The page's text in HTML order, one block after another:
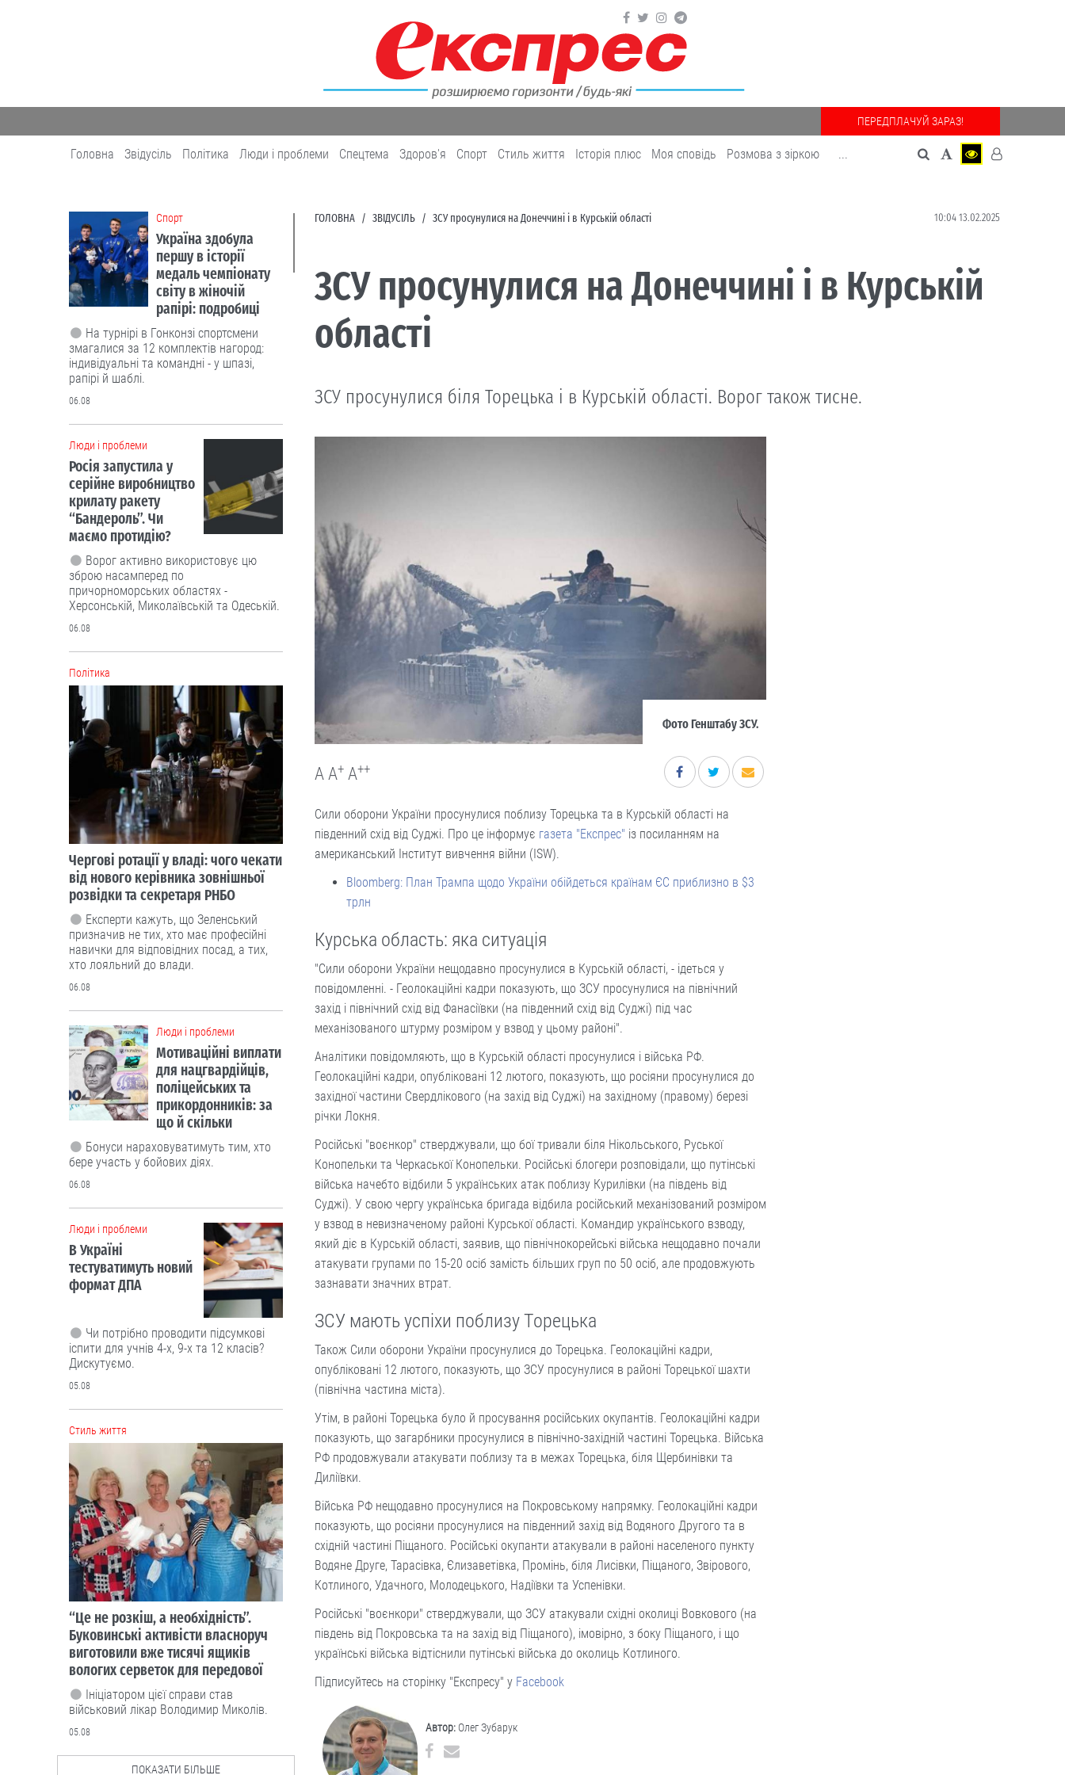
ПЕРЕДПЛАЧУЙ ЗАРАЗ!
Головна Звідусіль Політика Люди і проблеми Спецтема Здоров'я Cпорт Cтиль життя Історія плюс Моя сповідь Розмова з зіркою ...
ГОЛОВНА ЗВІДУСІЛЬ ЗСУ просунулися на Донеччині і в Курській області 10:04 13.02.2025
ЗСУ просунулися на Донеччині і в Курській
області
ЗСУ просунулися біля Торецька і в Курській області. Ворог також тисне.
Фото Генштабу ЗСУ.
A A+ A++
Сили оборони України просунулися поблизу Торецька та в Курській області на
південний схід від Суджі. Про це інформує газета "Експрес" із посиланням на
американський Інститут вивчення війни (ISW).
Bloomberg: План Трампа щодо України обійдеться країнам ЄС приблизно в $3
трлн
Курська область: яка ситуація
"Сили оборони України нещодавно просунулися в Курській області, - ідеться у
повідомленні. - Геолокаційні кадри показують, що ЗСУ просунулися на північний
захід і північний схід від Фанасіївки (на південний схід від Суджі) під час
механізованого штурму розміром у взвод у цьому районі".
Аналітики повідомляють, що в Курській області просунулися і війська РФ.
Геолокаційні кадри, опубліковані 12 лютого, показують, що росіяни просунулися до
західної частини Свердлікового (на захід від Суджі) на західному (правому) березі
річки Локня.
Російські "воєнкор" стверджували, що бої тривали біля Нікольського, Руської
Конопельки та Черкаської Конопельки. Російські блогери розповідали, що путінські
війська начебто відбили 5 українських атак поблизу Курилівки (на південь від
Суджі). У свою чергу українська бригада відбила російський механізований розміром
у взвод в невизначеному районі Курської області. Командир українського взводу,
який діє в Курській області, заявив, що північнокорейські війська нещодавно почали
атакувати групами по 15-20 осіб замість більших груп по 50 осіб, але продовжують
зазнавати значних втрат.
ЗСУ мають успіхи поблизу Торецька
Також Сили оборони України просунулися до Торецька. Геолокаційні кадри,
опубліковані 12 лютого, показують, що ЗСУ просунулися в районі Торецької шахти
(північна частина міста).
Утім, в районі Торецька було й просування російських окупантів. Геолокаційні кадри
показують, що загарбники просунулися в північно-західній частині Торецька. Війська
РФ продовжували атакувати поблизу та в межах Торецька, біля Щербинівки та
Диліївки.
Війська РФ нещодавно просунулися на Покровському напрямку. Геолокаційні кадри
показують, що росіяни просунулися на південний захід від Водяного Другого та в
східній частині Піщаного. Російські окупанти атакували в районі населеного пункту
Водяне Друге, Тарасівка, Єлизаветівка, Промінь, біля Лисівки, Піщаного, Звірового,
Котлиного, Удачного, Молодецького, Надіївки та Успенівки.
Російські "воєнкори" стверджували, що ЗСУ атакували східні околиці Вовкового (на
південь від Покровська та на захід від Піщаного), імовірно, з боку Піщаного, і що
українські війська відтіснили путінські війська до околиць Котлиного.
Підписуйтесь на сторінку "Експресу" у Facebook
Автор: Олег Зубарук
Cпорт
Україна здобула
першу в історії
медаль чемпіонату
світу в жіночій
рапірі: подробиці
На турнірі в Гонконзі спортсмени
змагалися за 12 комплектів нагород:
індивідуальні та командні - у шпазі,
рапірі й шаблі.
06.08
Люди і проблеми
Росія запустила у
серійне виробництво
крилату ракету
“Бандероль”. Чи
маємо протидію?
Ворог активно використовує цю
зброю насамперед по
причорноморських областях -
Херсонській, Миколаївській та Одеській.
06.08
Політика
Чергові ротації у владі: чого чекати
від нового керівника зовнішньої
розвідки та секретаря РНБО
Експерти кажуть, що Зеленський
призначив не тих, хто має професійні
навички для відповідних посад, а тих,
хто лояльний до влади.
06.08
Люди і проблеми
Мотиваційні виплати
для нацгвардійців,
поліцейських та
прикордонників: за
що й скільки
Бонуси нараховуватимуть тим, хто
бере участь у бойових діях.
06.08
Люди і проблеми
В Україні
тестуватимуть новий
формат ДПА
Чи потрібно проводити підсумкові
іспити для учнів 4-х, 9-х та 12 класів?
Дискутуємо.
05.08
Cтиль життя
“Це не розкіш, а необхідність”.
Буковинські активісти власноруч
виготовили вже тисячі ящиків
вологих серветок для передової
Ініціатором цієї справи став
військовий лікар Володимир Миколів.
05.08
ПОКАЗАТИ БІЛЬШЕ